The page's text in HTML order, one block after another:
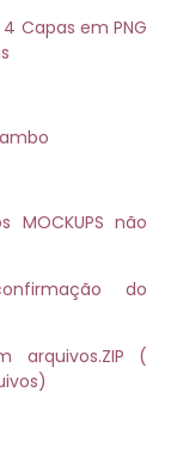
Capas em PNG
não
do
arquivos.ZIP (